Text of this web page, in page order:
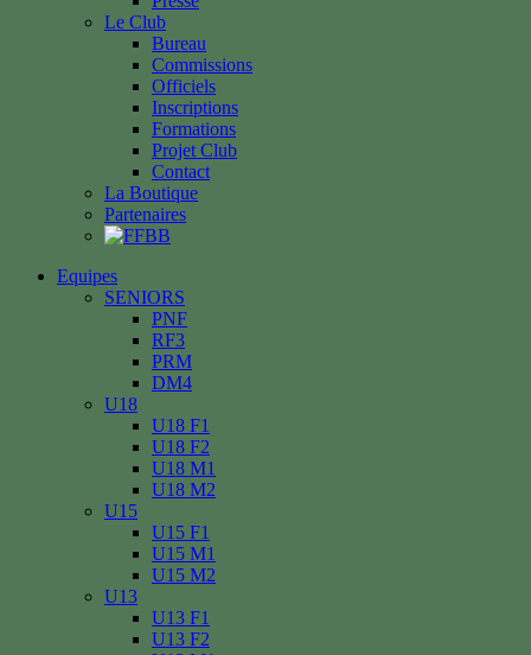
Le Club
Bureau
Commissions
Officiels
Inscriptions
Formations
Projet Club
Contact
La Boutique
Partenaires
Equipes
SENIORS
PNF
RF3
PRM
DM4
U18
U18 F1
U18 F2
U18 M1
U18 M2
U15
U15 F1
U15 M1
U15 M2
U13
U13 F1
U13 F2